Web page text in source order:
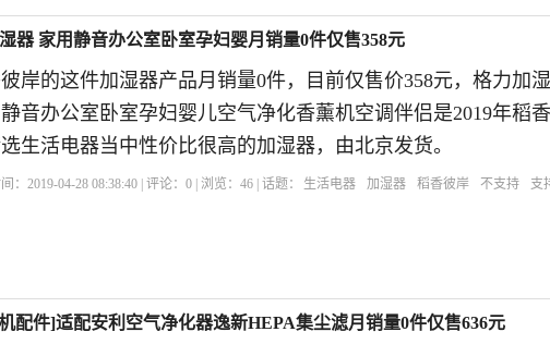
器 家用静音办公室卧室孕妇婴月销量0件仅售358元
岸的这件加湿器产品月销量0件，目前仅售价358元，格力加
音办公室卧室孕妇婴儿空气净化香薰机空调伴侣是2019年稻
生活电器当中性价比很高的加湿器，由北京发货。
：2019-04-28 08:38:40 | 评论：0 | 浏览：46 | 话题： 生活电器 加湿器 稻香彼岸 不支持 支
配件]适配安利空气净化器逸新HEPA集尘滤月销量0件仅售636元